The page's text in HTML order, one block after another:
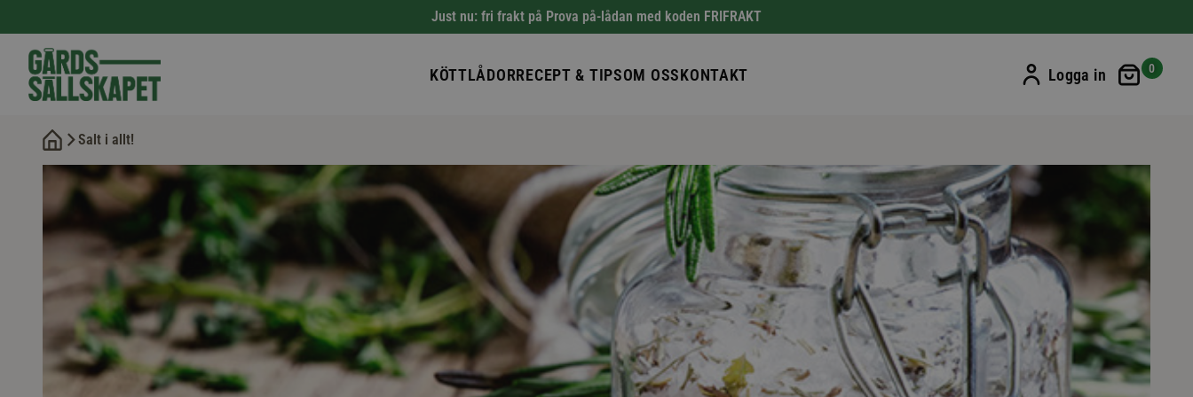
Just nu: fri frakt på Prova på-lådan med koden FRIFRAKT
KÖTTLÅDORRECEPT & TIPSOM OSSKONTAKT Logga in Min
0
Salt i allt!